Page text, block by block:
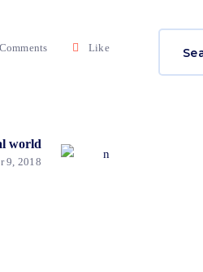
Comments Like
world
9, 2018